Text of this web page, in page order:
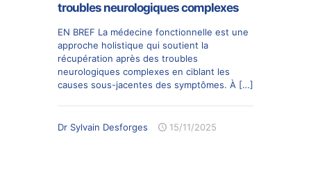
troubles neurologiques complexes
EN BREF La médecine fonctionnelle est une
approche holistique qui soutient la
récupération après des troubles
neurologiques complexes en ciblant les
causes sous-jacentes des symptômes. À […]
Dr Sylvain Desforges 15/11/2025